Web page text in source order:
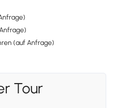
(auf Anfrage)
Tour